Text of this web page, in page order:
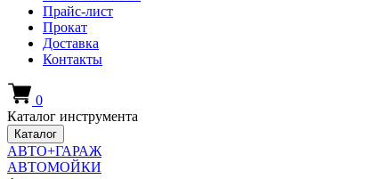
Прайс-лист
Прокат
Доставка
Контакты
0
Каталог инструмента
Каталог
АВТО+ГАРАЖ
АВТОМОЙКИ